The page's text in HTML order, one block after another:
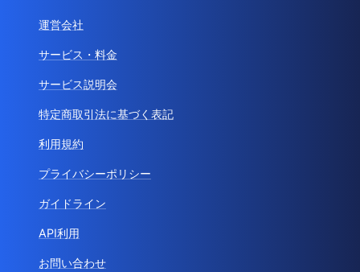
運営会社
サービス・料金
サービス説明会
特定商取引法に基づく表記
利用規約
プライバシーポリシー
ガイドライン
API利用
お問い合わせ